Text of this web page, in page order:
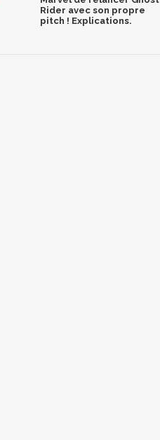
Rider avec son propre
pitch ! Explications.